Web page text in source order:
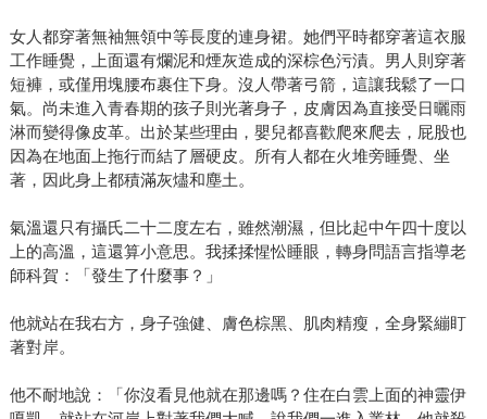
女人都穿著無袖無領中等長度的連身裙。她們平時都穿著這衣服
工作睡覺，上面還有爛泥和煙灰造成的深棕色污漬。男人則穿著
短褲，或僅用塊腰布裹住下身。沒人帶著弓箭，這讓我鬆了一口
氣。尚未進入青春期的孩子則光著身子，皮膚因為直接受日曬雨
淋而變得像皮革。出於某些理由，嬰兒都喜歡爬來爬去，屁股也
因為在地面上拖行而結了層硬皮。所有人都在火堆旁睡覺、坐
著，因此身上都積滿灰燼和塵土。
氣溫還只有攝氏二十二度左右，雖然潮濕，但比起中午四十度以
上的高溫，這還算小意思。我揉揉惺忪睡眼，轉身問語言指導老
師科賀：「發生了什麼事？」
他就站在我右方，身子強健、膚色棕黑、肌肉精瘦，全身緊繃盯
著對岸。
他不耐地說：「你沒看見他就在那邊嗎？住在白雲上面的神靈伊